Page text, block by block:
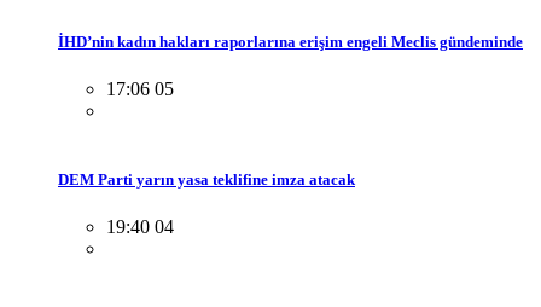
İHD’nin kadın hakları raporlarına erişim engeli Meclis gündeminde
17:06 05
DEM Parti yarın yasa teklifine imza atacak
19:40 04